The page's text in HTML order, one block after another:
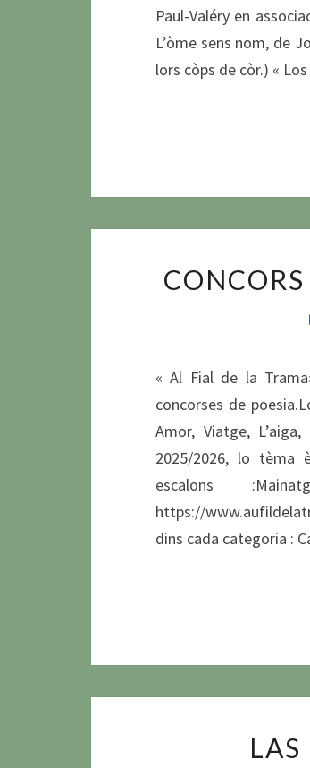
Paul-Valéry en
L’òme sens nom, de
lors còps de còr.) «
« Al Fial de la
concorses de
Amor, Viatge,
2025/2026, lo
escalons
https://
dins cada categoria :